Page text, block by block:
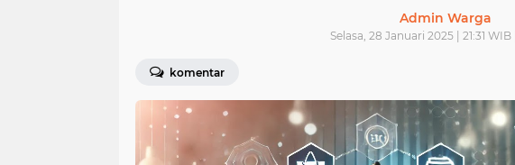
Admin Warga
Selasa, 28 Januari 2025 | 21:31 WIB |
komentar